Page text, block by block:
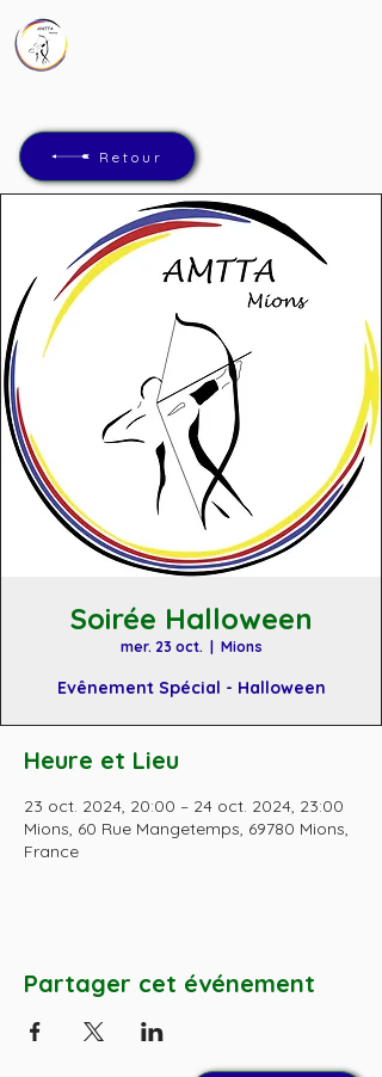
Retour
Soirée Halloween
mer. 23 oct.
  |
Mions
Evênement Spécial - Halloween
Heure et Lieu
23 oct. 2024, 20:00 – 24 oct. 2024, 23:00
Mions, 60 Rue Mangetemps, 69780 Mions,
France
Partager cet événement